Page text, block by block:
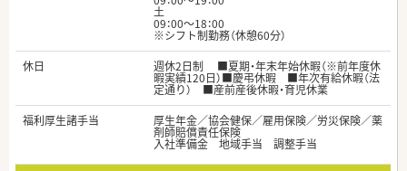
土
09：00～18：00
※シフト制勤務（休憩60分）
休日
週休2日制 ■夏期・年末年始休暇（※前年度休
暇実績120日）■慶弔休暇 ■年次有給休暇（法
定通り） ■産前産後休暇・育児休業
福利厚生諸手当
厚生年金／協会健保／雇用保険／労災保険／薬
剤師賠償責任保険
入社準備金 地域手当 調整手当